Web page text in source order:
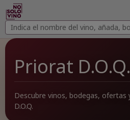
Buscar
vinos
Buscar
Priorat D.O.Q.
Descubre vinos, bodegas, ofertas
D.O.Q.